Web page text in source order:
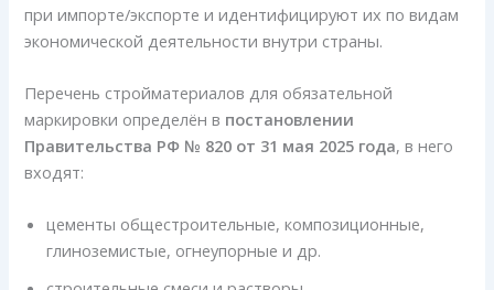
при импорте/экспорте и идентифицируют их по видам
экономической деятельности внутри страны.
Перечень стройматериалов для обязательной
маркировки определён в постановлении
Правительства РФ № 820 от 31 мая 2025 года, в него
входят:
цементы общестроительные, композиционные,
глиноземистые, огнеупорные и др.